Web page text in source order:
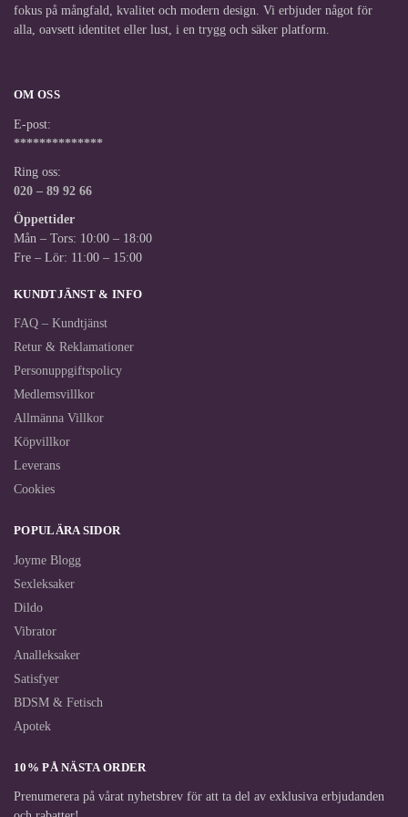
fokus på mångfald, kvalitet och modern design. Vi erbjuder något för
alla, oavsett identitet eller lust, i en trygg och säker platform.
OM OSS
E-post:
**************
Ring oss:
020 – 89 92 66
Öppettider
Mån – Tors: 10:00 – 18:00
Fre – Lör: 11:00 – 15:00
KUNDTJÄNST & INFO
FAQ – Kundtjänst
Retur & Reklamationer
Personuppgiftspolicy
Medlemsvillkor
Allmänna Villkor
Köpvillkor
Leverans
Cookies
POPULÄRA SIDOR
Joyme Blogg
Sexleksaker
Dildo
Vibrator
Analleksaker
Satisfyer
BDSM & Fetisch
Apotek
10% PÅ NÄSTA ORDER
Prenumerera på vårat nyhetsbrev för att ta del av exklusiva erbjudanden